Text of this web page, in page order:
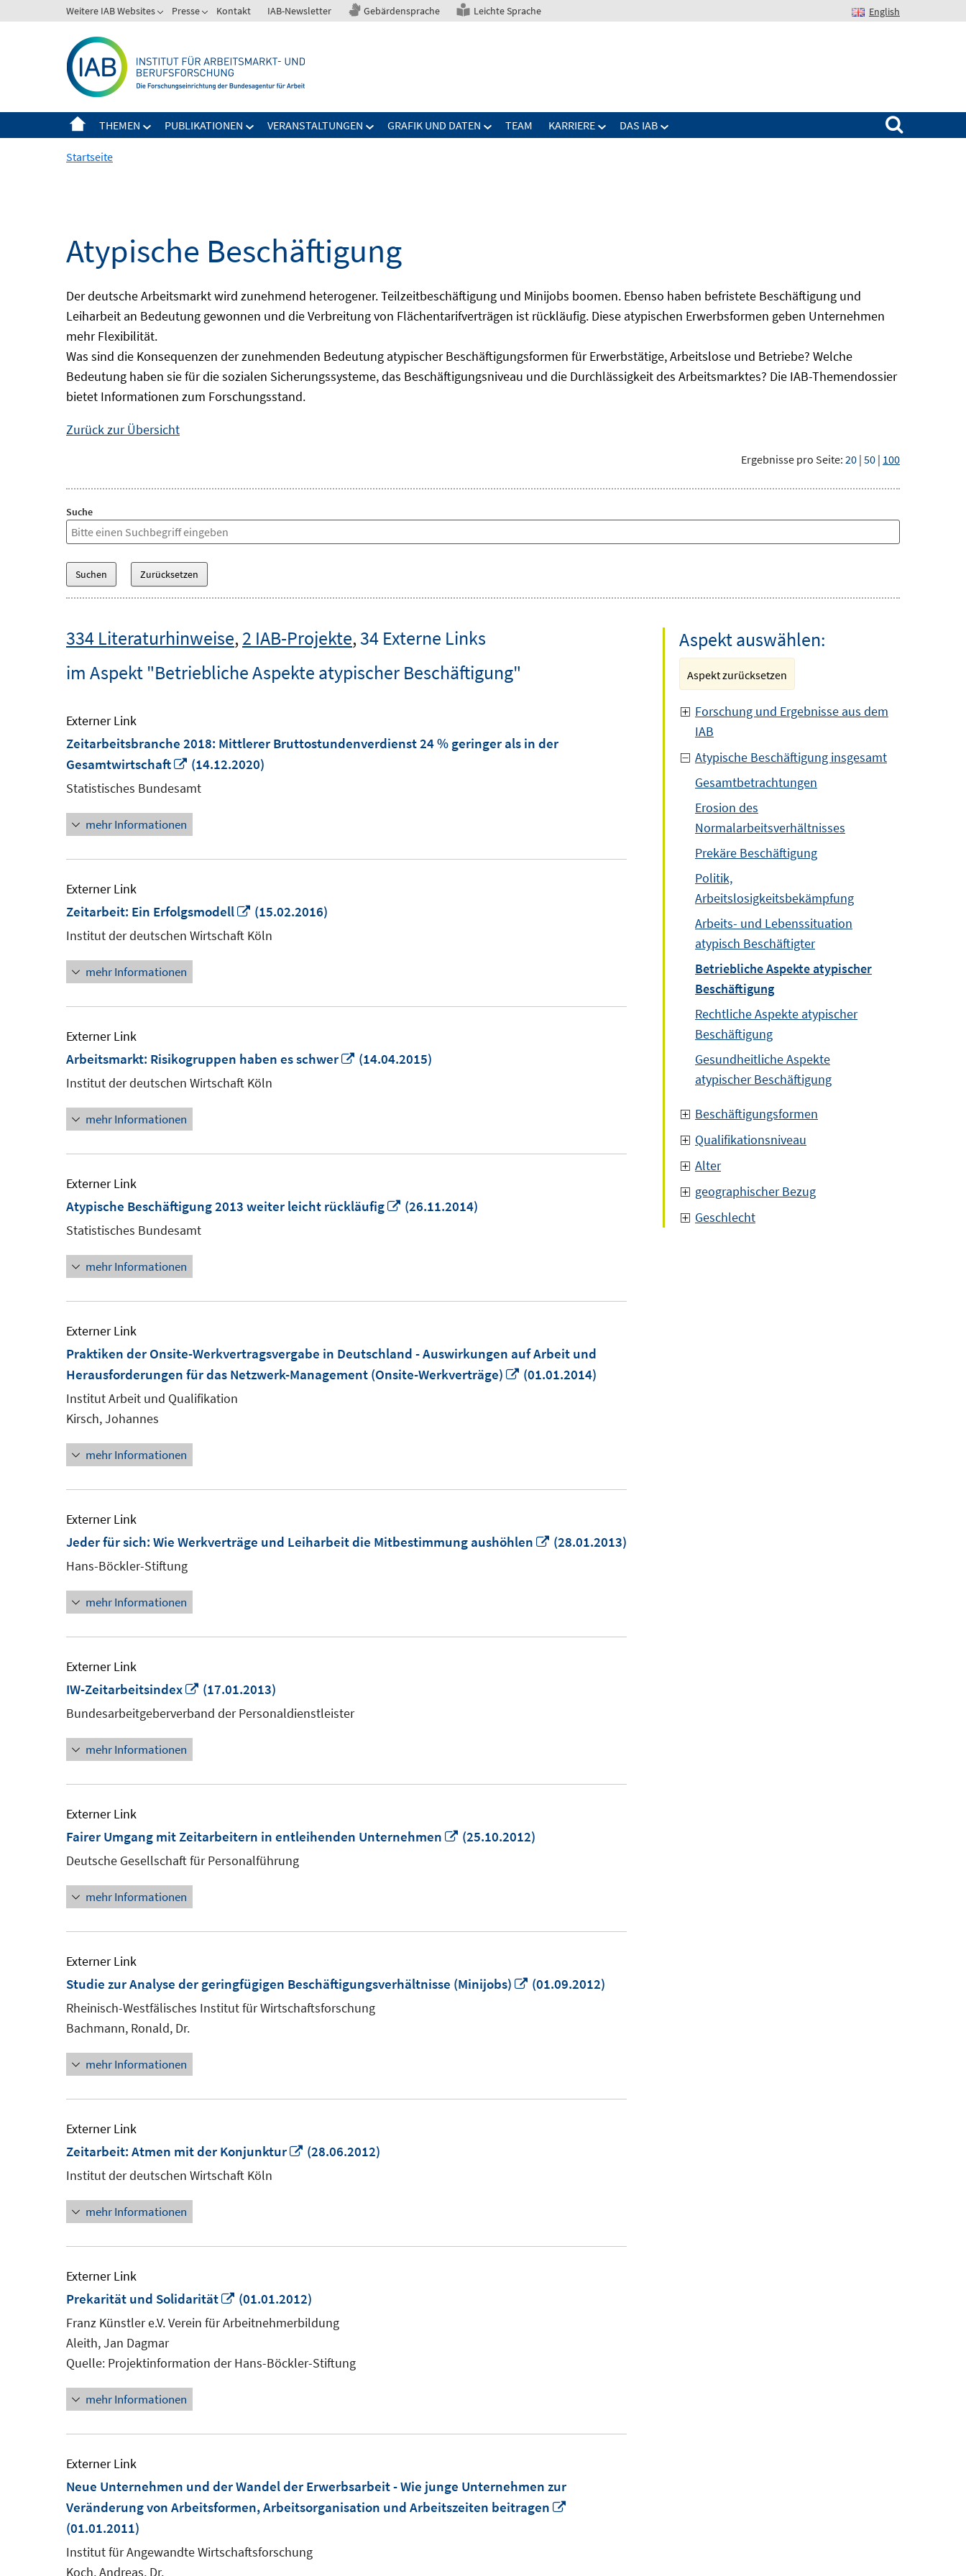
zum
Weitere IAB Websites Presse Kontakt IAB-Newsletter Gebärdensprache Leichte Sprache English
THEMEN PUBLIKATIONEN VERANSTALTUNGEN GRAFIK UND DATEN TEAM KARRIERE DAS IAB
Suchen nach:
Startseite
Atypische Beschäftigung
Der deutsche Arbeitsmarkt wird zunehmend heterogener. Teilzeitbeschäftigung und Minijobs boomen. Ebenso haben befristete Beschäftigung und
Leiharbeit an Bedeutung gewonnen und die Verbreitung von Flächentarifverträgen ist rückläufig. Diese atypischen Erwerbsformen geben Unternehmen
mehr Flexibilität.
Was sind die Konsequenzen der zunehmenden Bedeutung atypischer Beschäftigungsformen für Erwerbstätige, Arbeitslose und Betriebe? Welche
Bedeutung haben sie für die sozialen Sicherungssysteme, das Beschäftigungsniveau und die Durchlässigkeit des Arbeitsmarktes? Die IAB-Themendossier
bietet Informationen zum Forschungsstand.
Zurück zur Übersicht
Ergebnisse pro Seite: 20 | 50 | 100
Suche
334 Literaturhinweise,2 IAB-Projekte,34 Externe Links
im Aspekt "Betriebliche Aspekte atypischer Beschäftigung"
Externer Link
Zeitarbeitsbranche 2018: Mittlerer Bruttostundenverdienst 24 % geringer als in der
Gesamtwirtschaft
In
neuem
(14.12.2020)
Statistisches Bundesamt
mehr Informationen
Externer Link
Zeitarbeit: Ein Erfolgsmodell
In
neuem
(15.02.2016)
Institut der deutschen Wirtschaft Köln
mehr Informationen
Externer Link
Arbeitsmarkt: Risikogruppen haben es schwer
In
(14.04.2015)
Institut der deutschen Wirtschaft Köln
mehr Informationen
Externer Link
Atypische Beschäftigung 2013 weiter leicht rückläufig
In
(26.11.2014)
Statistisches Bundesamt
mehr Informationen
Externer Link
Praktiken der Onsite-Werkvertragsvergabe in Deutschland - Auswirkungen auf Arbeit und
Herausforderungen für das Netzwerk-Management (Onsite-Werkverträge)
In
(01.01.2014)
Institut Arbeit und Qualifikation
Kirsch, Johannes
mehr Informationen
Externer Link
Jeder für sich: Wie Werkverträge und Leiharbeit die Mitbestimmung aushöhlen
In
(28.01.2013)
Hans-Böckler-Stiftung
mehr Informationen
Externer Link
IW-Zeitarbeitsindex
In
neuem
(17.01.2013)
Bundesarbeitgeberverband der Personaldienstleister
mehr Informationen
Externer Link
Fairer Umgang mit Zeitarbeitern in entleihenden Unternehmen
In
(25.10.2012)
Deutsche Gesellschaft für Personalführung
mehr Informationen
Externer Link
Studie zur Analyse der geringfügigen Beschäftigungsverhältnisse (Minijobs)
In
(01.09.2012)
Rheinisch-Westfälisches Institut für Wirtschaftsforschung
Bachmann, Ronald, Dr.
mehr Informationen
Externer Link
Zeitarbeit: Atmen mit der Konjunktur
In
(28.06.2012)
Institut der deutschen Wirtschaft Köln
mehr Informationen
Externer Link
Prekarität und Solidarität
In
neuem
öffnen
(01.01.2012)
Franz Künstler e.V. Verein für Arbeitnehmerbildung
Aleith, Jan Dagmar
Quelle: Projektinformation der Hans-Böckler-Stiftung
mehr Informationen
Externer Link
Neue Unternehmen und der Wandel der Erwerbsarbeit - Wie junge Unternehmen zur
Veränderung von Arbeitsformen, Arbeitsorganisation und Arbeitszeiten beitragen
(01.01.2011)
Institut für Angewandte Wirtschaftsforschung
Koch, Andreas, Dr.
Aspekt auswählen:
Aspekt zurücksetzen
Forschung und Ergebnisse aus dem
IAB
Atypische Beschäftigung insgesamt
Gesamtbetrachtungen
Erosion des
Normalarbeitsverhältnisses
Prekäre Beschäftigung
Politik,
Arbeitslosigkeitsbekämpfung
Arbeits- und Lebenssituation
atypisch Beschäftigter
Betriebliche Aspekte atypischer
Beschäftigung
Rechtliche Aspekte atypischer
Beschäftigung
Gesundheitliche Aspekte
atypischer Beschäftigung
Beschäftigungsformen
Qualifikationsniveau
Alter
geographischer Bezug
Geschlecht